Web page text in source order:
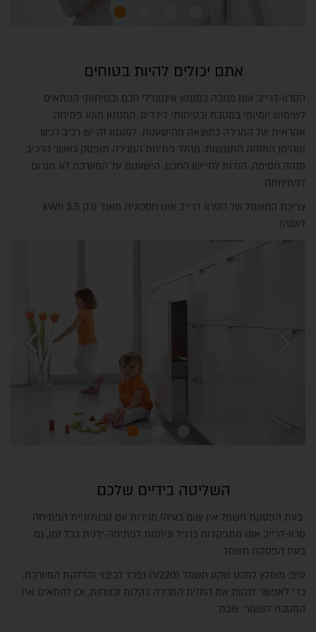
אתם יכולים להיות בטוחים
הסרוו-דרייב אונו מגובה במנגנון אינטגרלי חכם ובטיחותי המתאים
לשימוש יומיומי במטבח ובטיחותי לילדים. המנגנון מונע פתיחה
אקראית של המגירה כתוצאה מהישענות. למנגנון זה יש רכיב רגיש
ומהימן המזהה התנגשות: מהלך פתיחת המגירה תופסק כאשר הרכיב
מזהה חסימה. הודות לחיישן החכם, הישענות על המערכת לא תגרום
לפתיחתה.
צריכת החשמל של הסרוו דרייב אונו חסכונית מאוד (רק kWh 3.5
לשנה).
chevron_left
השליטה בידיים שלכם
בעת הפסקת חשמל אין שום בעיה! מגירות עם טכנולוגיית הפתיחה
סרוו-דרייב אונו מתפקדות כרגיל וניתנות לפתיחה ידנית בכל זמן, גם
בעת הפסקת חשמל.
טיפ: מומלץ לתכנן שקע חשמל (V220) נפרד לכיבוי והדלקת המערכת,
כדי לאפשר לנקות את החזית המגירה בקלות ובנוחות, וכן להתאים את
המטבח לשומרי שבת.